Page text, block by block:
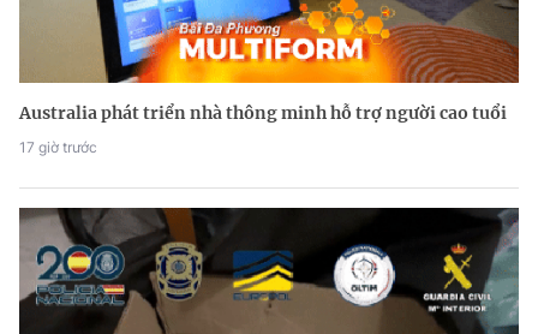
Australia phát triển nhà thông minh hỗ trợ người cao tuổi
17 giờ trước